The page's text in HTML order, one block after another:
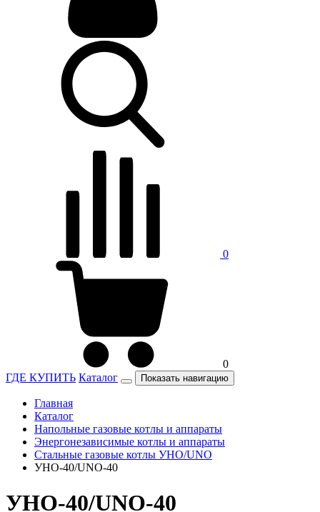
0
0
ГДЕ КУПИТЬ Каталог Показать навигацию
Главная
Каталог
Напольные газовые котлы и аппараты
Энергонезависимые котлы и аппараты
Стальные газовые котлы УНО/UNO
УНО-40/UNO-40
УНО-40/UNO-40